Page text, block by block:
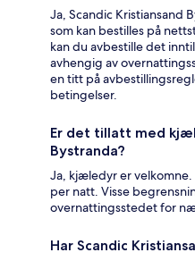
Ja, Scandic Kristiansand
som kan bestilles på
kan du avbestille det
avhengig av
en titt på
betingelser.
Er det tillatt med
Bystranda?
Ja, kjæledyr er
per natt. Visse
overnattingsstedet for
Har Scandic